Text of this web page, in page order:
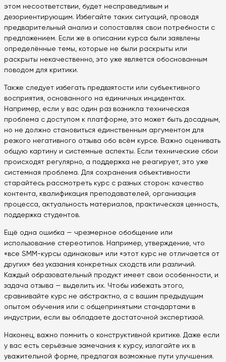
этом несоответствии, будет несправедливым и
дезориентирующим. Избегайте таких ситуаций, проводя
предварительный анализ и сопоставляя свои потребности с
предложением. Если же в описании курса были заявлены
определённые темы, которые не были раскрыты или
раскрыты некачественно, это уже является обоснованным
поводом для критики.
Также следует избегать предвзятости или субъективного
восприятия, основанного на единичных инцидентах.
Например, если у вас один раз возникла техническая
проблема с доступом к платформе, это может быть досадным,
но не должно становиться единственным аргументом для
резкого негативного отзыва обо всём курсе. Важно оценивать
общую картину и системные аспекты. Если технические сбои
происходят регулярно, а поддержка не реагирует, это уже
системная проблема. Для сохранения объективности
старайтесь рассмотреть курс с разных сторон: качество
контента, квалификация преподавателей, организация
процесса, актуальность материалов, практическая ценность,
поддержка студентов.
Ещё одна ошибка — чрезмерное обобщение или
использование стереотипов. Например, утверждение, что
«все SMM-курсы одинаковы» или «этот курс не отличается от
других» без указания конкретных сходств или различий.
Каждый образовательный продукт имеет свои особенности, и
задача отзыва — выделить их. Чтобы избежать этого,
сравнивайте курс не абстрактно, а с вашим предыдущим
опытом обучения или с общепринятыми стандартами в
индустрии, если вы обладаете достаточной экспертизой.
Наконец, важно помнить о конструктивной критике. Даже если
у вас есть серьёзные замечания к курсу, излагайте их в
уважительной форме, предлагая возможные пути улучшения.